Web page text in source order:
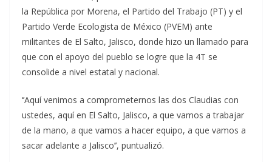
la República por Morena, el Partido del Trabajo (PT) y el
Partido Verde Ecologista de México (PVEM) ante
militantes de El Salto, Jalisco, donde hizo un llamado para
que con el apoyo del pueblo se logre que la 4T se
consolide a nivel estatal y nacional.
‘’Aquí venimos a comprometernos las dos Claudias con
ustedes, aquí en El Salto, Jalisco, a que vamos a trabajar
de la mano, a que vamos a hacer equipo, a que vamos a
sacar adelante a Jalisco’’, puntualizó.